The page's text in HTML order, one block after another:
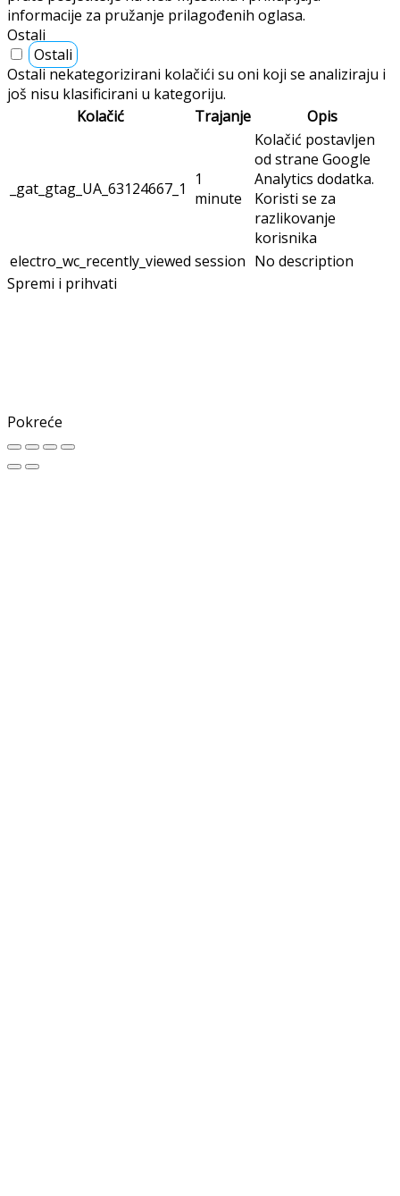
informacije za pružanje prilagođenih oglasa.
Ostali
Ostali
Ostali nekategorizirani kolačići su oni koji se analiziraju i
još nisu klasificirani u kategoriju.
Kolačić
Trajanje Opis
_gat_gtag_UA_63124667_1
1
minute
Kolačić postavljen
od strane Google
Analytics dodatka.
Koristi se za
razlikovanje
korisnika
electro_wc_recently_viewed session No description
Spremi i prihvati
Pokreće